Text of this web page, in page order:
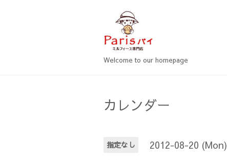
Welcome to our homepage
カレンダー
指定なし 2012-08-20 (Mon)